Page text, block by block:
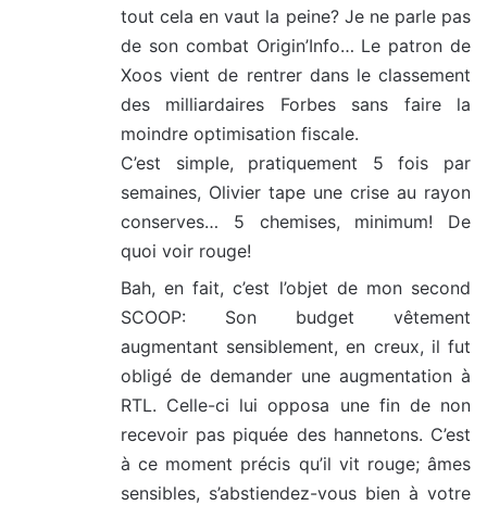
tout cela en vaut la peine? Je ne parle pas
de son combat Origin’Info… Le patron de
Xoos vient de rentrer dans le classement
des milliardaires Forbes sans faire la
moindre optimisation fiscale.
C’est simple, pratiquement 5 fois par
semaines, Olivier tape une crise au rayon
conserves… 5 chemises, minimum! De
quoi voir rouge!
Bah, en fait, c’est l’objet de mon second
SCOOP: Son budget vêtement
augmentant sensiblement, en creux, il fut
obligé de demander une augmentation à
RTL. Celle-ci lui opposa une fin de non
recevoir pas piquée des hannetons. C’est
à ce moment précis qu’il vit rouge; âmes
sensibles, s’abstiendez-vous bien à votre